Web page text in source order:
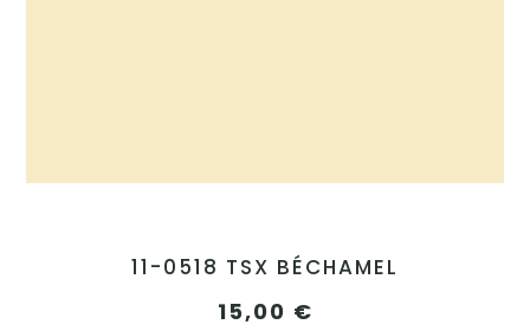
11-0518 TSX BÉCHAMEL
15,00 €